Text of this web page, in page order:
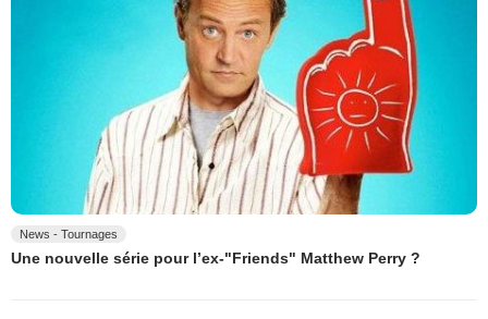
News - Tournages
Une nouvelle série pour l’ex-"Friends" Matthew Perry ?